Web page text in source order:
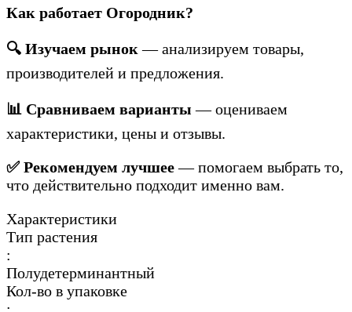
Как работает Огородник?
🔍 Изучаем рынок — анализируем товары,
производителей и предложения.
📊 Сравниваем варианты — оцениваем
характеристики, цены и отзывы.
✅ Рекомендуем лучшее— помогаем выбрать то,
что действительно подходит именно вам.
Характеристики
Тип растения
:
Полудетерминантный
Кол-во в упаковке
: